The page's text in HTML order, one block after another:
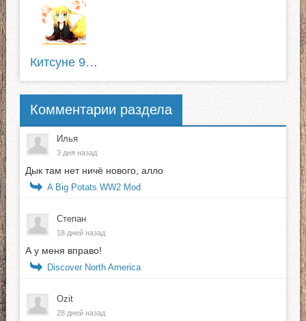
Китсуне 975
Комментарии раздела
Илья
3 дня назад
Дык там нет ничё нового, алло
A Big Potats WW2 Mod
Степан
18 дней назад
А у меня вправо!
Discover North America
Ozit
28 дней назад